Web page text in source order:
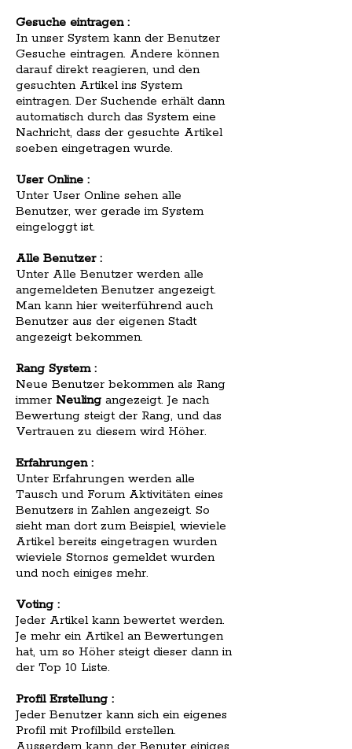
Gesuche eintragen :
In unser System kann der Benutzer
Gesuche eintragen. Andere können
darauf direkt reagieren, und den
gesuchten Artikel ins System
eintragen. Der Suchende erhält dann
automatisch durch das System eine
Nachricht, dass der gesuchte Artikel
soeben eingetragen wurde.
User Online :
Unter User Online sehen alle
Benutzer, wer gerade im System
eingeloggt ist.
Alle Benutzer :
Unter Alle Benutzer werden alle
angemeldeten Benutzer angezeigt.
Man kann hier weiterführend auch
Benutzer aus der eigenen Stadt
angezeigt bekommen.
Rang System :
Neue Benutzer bekommen als Rang
immer Neuling angezeigt. Je nach
Bewertung steigt der Rang, und das
Vertrauen zu diesem wird Höher.
Erfahrungen :
Unter Erfahrungen werden alle
Tausch und Forum Aktivitäten eines
Benutzers in Zahlen angezeigt. So
sieht man dort zum Beispiel, wieviele
Artikel bereits eingetragen wurden
wieviele Stornos gemeldet wurden
und noch einiges mehr.
Voting :
Jeder Artikel kann bewertet werden.
Je mehr ein Artikel an Bewertungen
hat, um so Höher steigt dieser dann in
der Top 10 Liste.
Profil Erstellung :
Jeder Benutzer kann sich ein eigenes
Profil mit Profilbild erstellen.